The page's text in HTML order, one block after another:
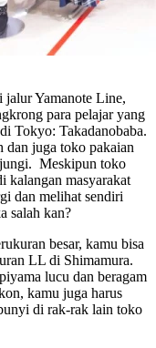
jalur Yamanote Line,
para pelajar yang
Tokyo: Takadanobaba.
dan juga toko pakaian
Meskipun toko
kalangan masyarakat
dan melihat sendiri
salah kan?
besar, kamu bisa
LL di Shimamura.
lucu dan beragam
kamu juga harus
di rak-rak lain toko